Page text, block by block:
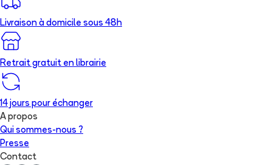
Livraison à domicile sous 48h
Retrait gratuit en librairie
14 jours pour échanger
A propos
Qui sommes-nous ?
Presse
Contact